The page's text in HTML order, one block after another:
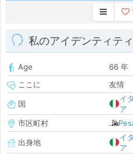
私のアイデンティティ
Age
66 年
ここに
友情
国
イ
ア
市区町村
出身地
イ
ア